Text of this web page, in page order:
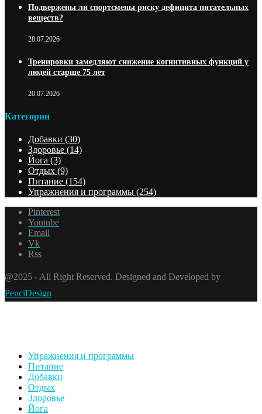
Подвержены ли спортсмены риску дефицита питательных
веществ?
28.07.2026
Тренировки замедляют снижение когнитивных функций у
людей старше 75 лет
20.07.2026
Категории
Добавки (30)
Здоровье (14)
Йога (3)
Отдых (9)
Питание (154)
Упражнения и программы (254)
Pinterest
Youtube
Email
Vk
Rss
@2025 - All Right Reserved. Designed and Developed by
PenciDesign
Упражнения и программы
Питание
Добавки
Отдых
Здоровье
Йога